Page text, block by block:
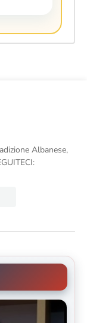
Albanese,